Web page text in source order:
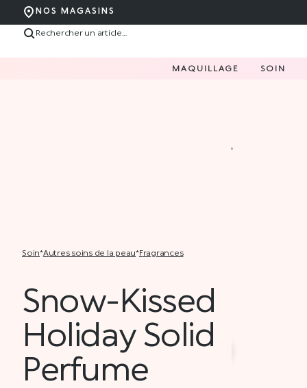
NOS MAGASINS
MAQUILLAGE SOIN
soin* autres soins de la peau* fragrances
Snow-Kissed
Holiday Solid
Perfume